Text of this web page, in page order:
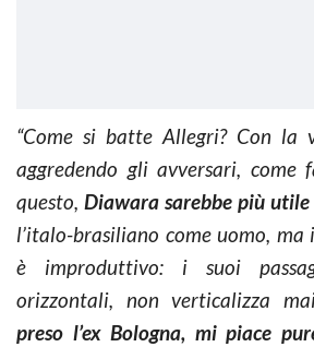
“Come si batte Allegri? Con la
aggredendo gli avversari,
questo, Diawara sarebbe più
l’italo-brasiliano come uomo, ma
è improduttivo: i suoi
orizzontali, non verticalizza
preso l’ex Bologna, mi piace